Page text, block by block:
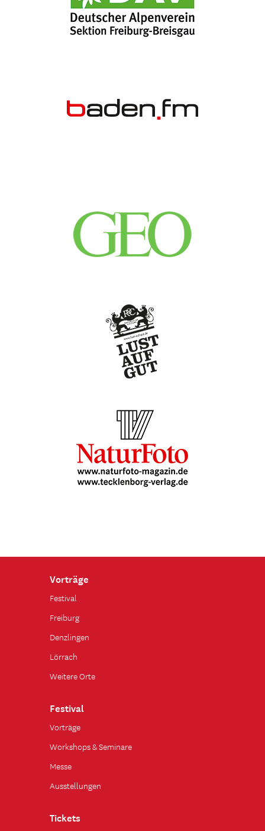
Vorträge
Festival
Freiburg
Denzlingen
Lörrach
Weitere Orte
Festival
Vorträge
Workshops & Seminare
Messe
Ausstellungen
Tickets